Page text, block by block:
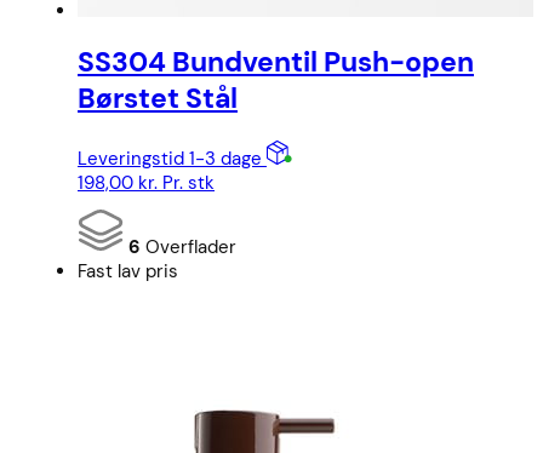
SS304 Bundventil Push-open
Børstet Stål
Leveringstid 1-3 dage
198,00 kr. Pr. stk
6 Overflader
Fast lav pris